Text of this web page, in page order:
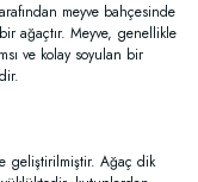
meyve bahçesinde
ağaçtır. Meyve, genellikle
ve kolay soyulan bir
geliştirilmiştir. Ağaç dik